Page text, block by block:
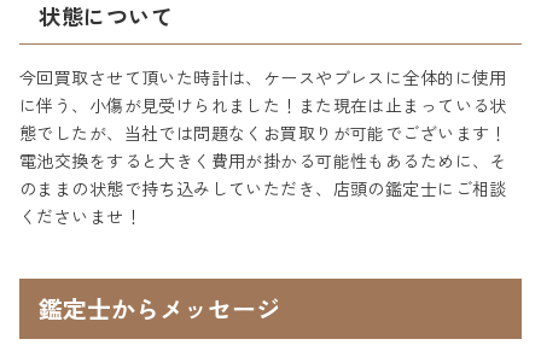
状態について
今回買取させて頂いた時計は、ケースやブレスに全体的に使用
に伴う、小傷が見受けられました！また現在は止まっている状
態でしたが、当社では問題なくお買取りが可能でございます！
電池交換をすると大きく費用が掛かる可能性もあるために、そ
のままの状態で持ち込みしていただき、店頭の鑑定士にご相談
くださいませ！
鑑定士からメッセージ